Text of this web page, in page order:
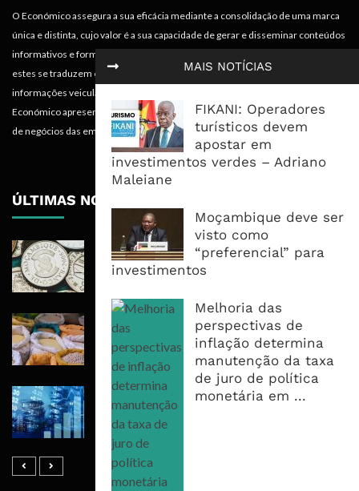
MAIS NOTÍCIAS
FIKANI: Operadores
turísticos devem
apostar em
investimentos verdes – Adriano
Maleiane
Moçambique deve ser
visto como
“preferencial” para
investimentos
Melhoria das
perspectivas de
inflação determina
manutenção da taxa
de juro de política
monetária em ...
O Económico assegura a sua eficácia mediante a consolidação de uma marca
única e distinta, cujo valor é a sua capacidade de gerar e disseminar conteúdos
informativos e formativos de especialidade económica em termos tais que
estes se traduzem em mais-valias para quem recebe, acompanha e absorve as
informações veiculadas nos diferentes meios do projecto. Portanto, o
Económico apresenta valências importantes para os objectivos institucionais e
de negócios das empresas.
ÚLTIMAS NOTÍCIAS
Economia Moçambicana Procura
Recuperar em 2026, Mas Crédito,
Commodities Agrícolas Entram Numa
Nova Fase de Risco Após Meses de
Oferta Confortável
Dívida Pública Sobe Para 75,2% do
PIB e Pressão Desloca-se Para o
Endividamento Interno